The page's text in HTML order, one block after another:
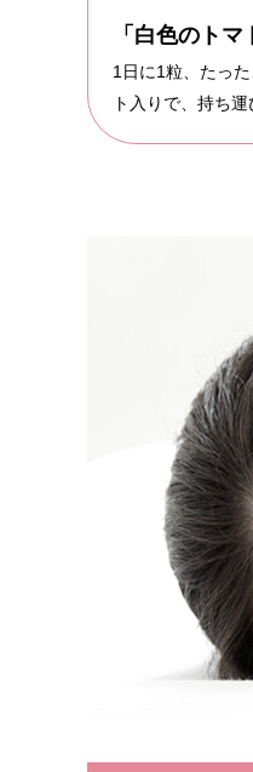
「白色のト
1日に1粒、たっ
ト入りで、持ち運